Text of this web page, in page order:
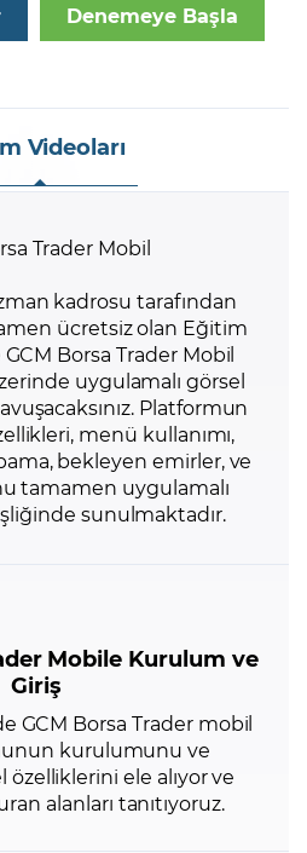
Denemeye Başla
Videoları
Trader Mobil
kadrosu tarafından
ücretsiz olan Eğitim
Borsa Trader Mobil
uygulamalı görsel
Platformun
menü kullanımı,
bekleyen emirler, ve
tamamen uygulamalı
sunulmaktadır.
Mobile Kurulum ve
Giriş
GCM Borsa Trader mobil
kurulumunu ve
ele alıyor ve
alanları tanıtıyoruz.